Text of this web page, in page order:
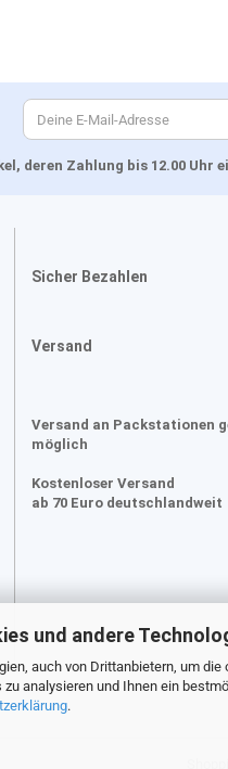
und andere
auch von Drittanbietern, um
analysieren und Ihnen ein
.
deren Zahlung bis 12.00
Sicher Bezahlen
Versand
Versand an Packstationen
möglich
Kostenloser Versand
ab 70 Euro deutschlandweit